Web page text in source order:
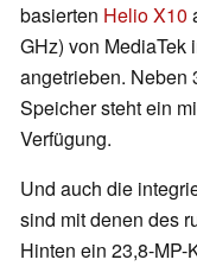
basierten Helio X10
GHz) von MediaTek
angetrieben. Neben
Speicher steht ein
Verfügung.
Und auch die
sind mit denen des
Hinten ein 23,8-